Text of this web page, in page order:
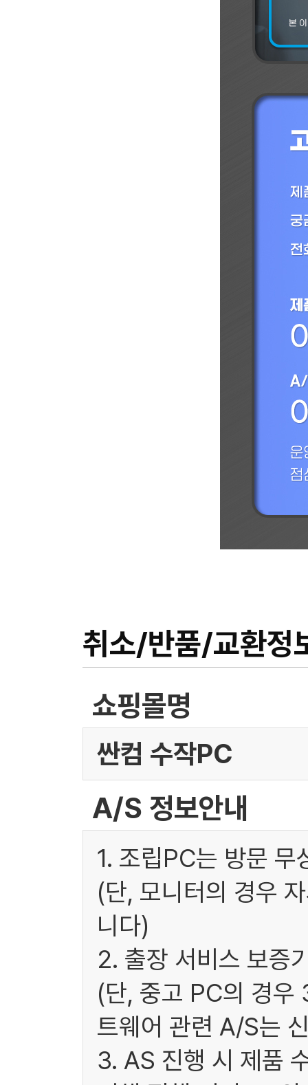
취소/반품/교환정
쇼핑몰명
싼컴 수작PC
A/S 정보안내
1. 조립PC는 방문
(단, 모니터의 경우
니다)
2. 출장 서비스 보증
(단, 중고 PC의 경우
트웨어 관련 A/S는
3. AS 진행 시 제품